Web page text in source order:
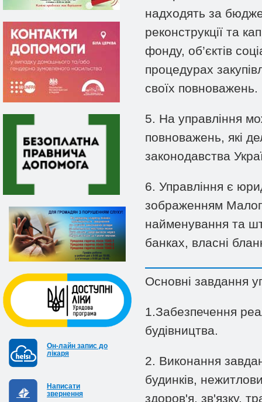
Он-лайн запис до
лікаря
Написати
звернення
надходять за
реконструкції та
фонду, об’єктів
процедурах
своїх повноважень.
5. На управління
повноважень, які
законодавства
6. Управління є
зображенням
найменування та
банках, власні
Основні завдання
1.Забезпечення
будівництва.
2. Виконання
будинків,
здоров'я, зв'язку,